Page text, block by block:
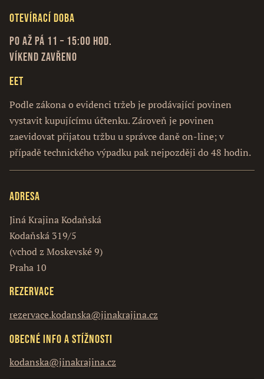
Otevírací doba
Po až Pá 11 – 15:00 hod.
Víkend zavřeno
EET
Podle zákona o evidenci tržeb je prodávající povinen
vystavit kupujícímu účtenku. Zároveň je povinen
zaevidovat přijatou tržbu u správce daně on-line; v
případě technického výpadku pak nejpozději do 48 hodin.
Adresa
Jiná Krajina Kodaňská
Kodaňská 319/5
(vchod z Moskevské 9)
Praha 10
Rezervace
rezervace.kodanska@jinakrajina.cz
Obecné info a stížnosti
kodanska@jinakrajina.cz